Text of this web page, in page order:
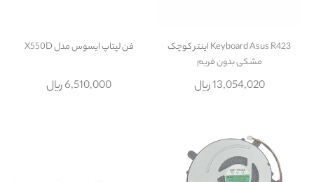
Keyboard Asus R423 اينتر کوچک
مشکی بدون فريم
13,054,020 ریال
فن لپتاپ ایسوس مدل X550D
6,510,000 ریال